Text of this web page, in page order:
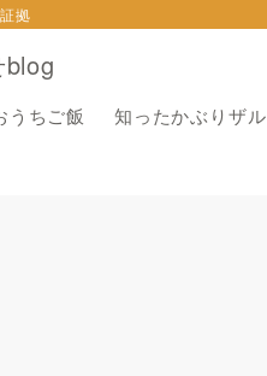
拠
うちご飯 知ったかぶりザル